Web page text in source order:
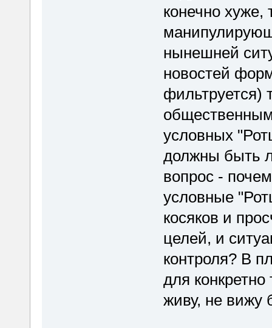
конечно хуже,
нынешней
новостей
фильтруется)
условных
должны быть
вопрос -
условные
косяков и
целей, и
контроля? В
для
живу, не вижу